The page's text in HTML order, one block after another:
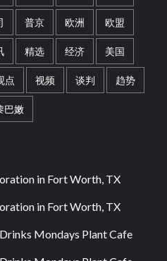
普京 欧洲 欧盟
精选 经济 美国
点 视频 谈判 趋势
巴嫩
in Fort Worth, TX
in Fort Worth, TX
Mondays Plant Cafe